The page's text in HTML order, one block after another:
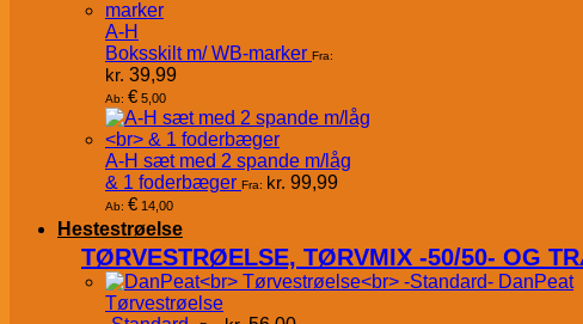
A-H
Boksskilt m/ WB-marker Fra:
kr. 39,99
Ab: € 5,00
A-H sæt med 2 spande m/låg
& 1 foderbæger Fra: kr. 99,99
Ab: € 14,00
Hestestrøelse
TØRVESTRØELSE, TØRVMIX -50/50- OG
DanPeat
Tørvestrøelse